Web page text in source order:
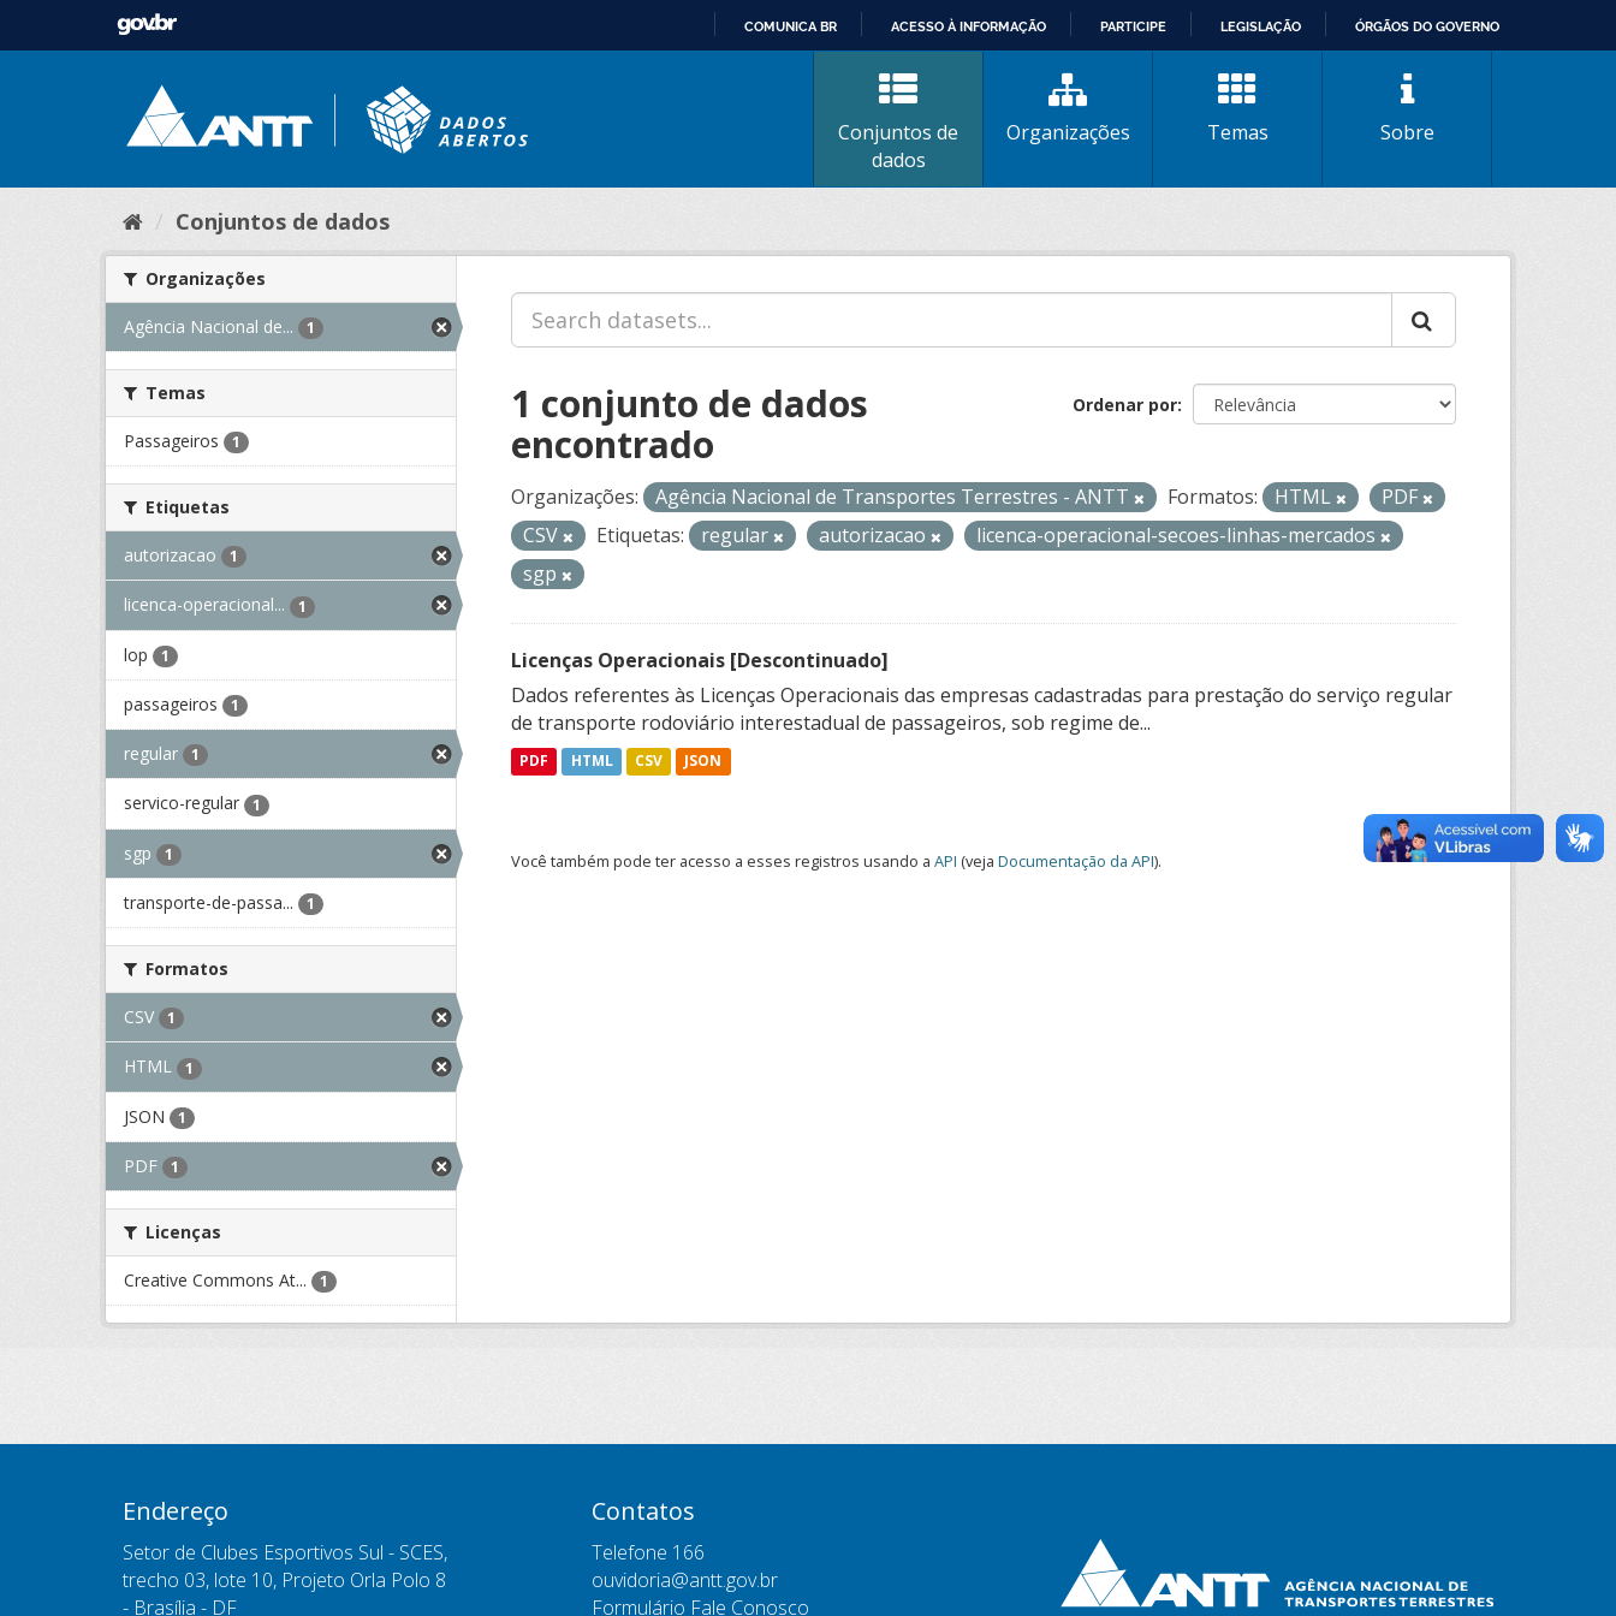
CONTEÚDO
COMUNICA BR ACESSO À INFORMAÇÃO PARTICIPE LEGISLAÇÃO ÓRGÃOS DO GOVERNO
Conjuntos de
dados
Organizações Temas Sobre
Conjuntos de dados
Organizações
Agência Nacional de... 1
Temas
Passageiros 1
Etiquetas
autorizacao 1
licenca-operacional... 1
lop 1
passageiros 1
regular 1
servico-regular 1
sgp 1
transporte-de-passa... 1
Formatos
CSV 1
HTML 1
JSON 1
PDF 1
Licenças
Creative Commons At... 1
Ordenar por
1 conjunto de dados
encontrado
Organizações: Agência Nacional de Transportes Terrestres - ANTT Formatos: HTML
PDF
CSV
Etiquetas: regular autorizacao
licenca-operacional-secoes-linhas-mercados
sgp
Licenças Operacionais [Descontinuado]
Dados referentes às Licenças Operacionais das empresas cadastradas para prestação do serviço regular
de transporte rodoviário interestadual de passageiros, sob regime de...
PDF HTML CSV JSON
Você também pode ter acesso a esses registros usando a API (veja Documentação da API).
Endereço
Setor de Clubes Esportivos Sul - SCES,
trecho 03, lote 10, Projeto Orla Polo 8
- Brasília - DF
Contatos
Telefone 166
ouvidoria@antt.gov.br
Formulário Fale Conosco